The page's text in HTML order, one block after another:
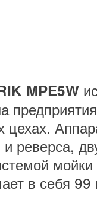
MPE5W
цехах.
реверса,
в себя